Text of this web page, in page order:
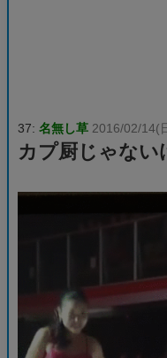
37: 名無し草 2016/02/14(
カプ厨じゃない